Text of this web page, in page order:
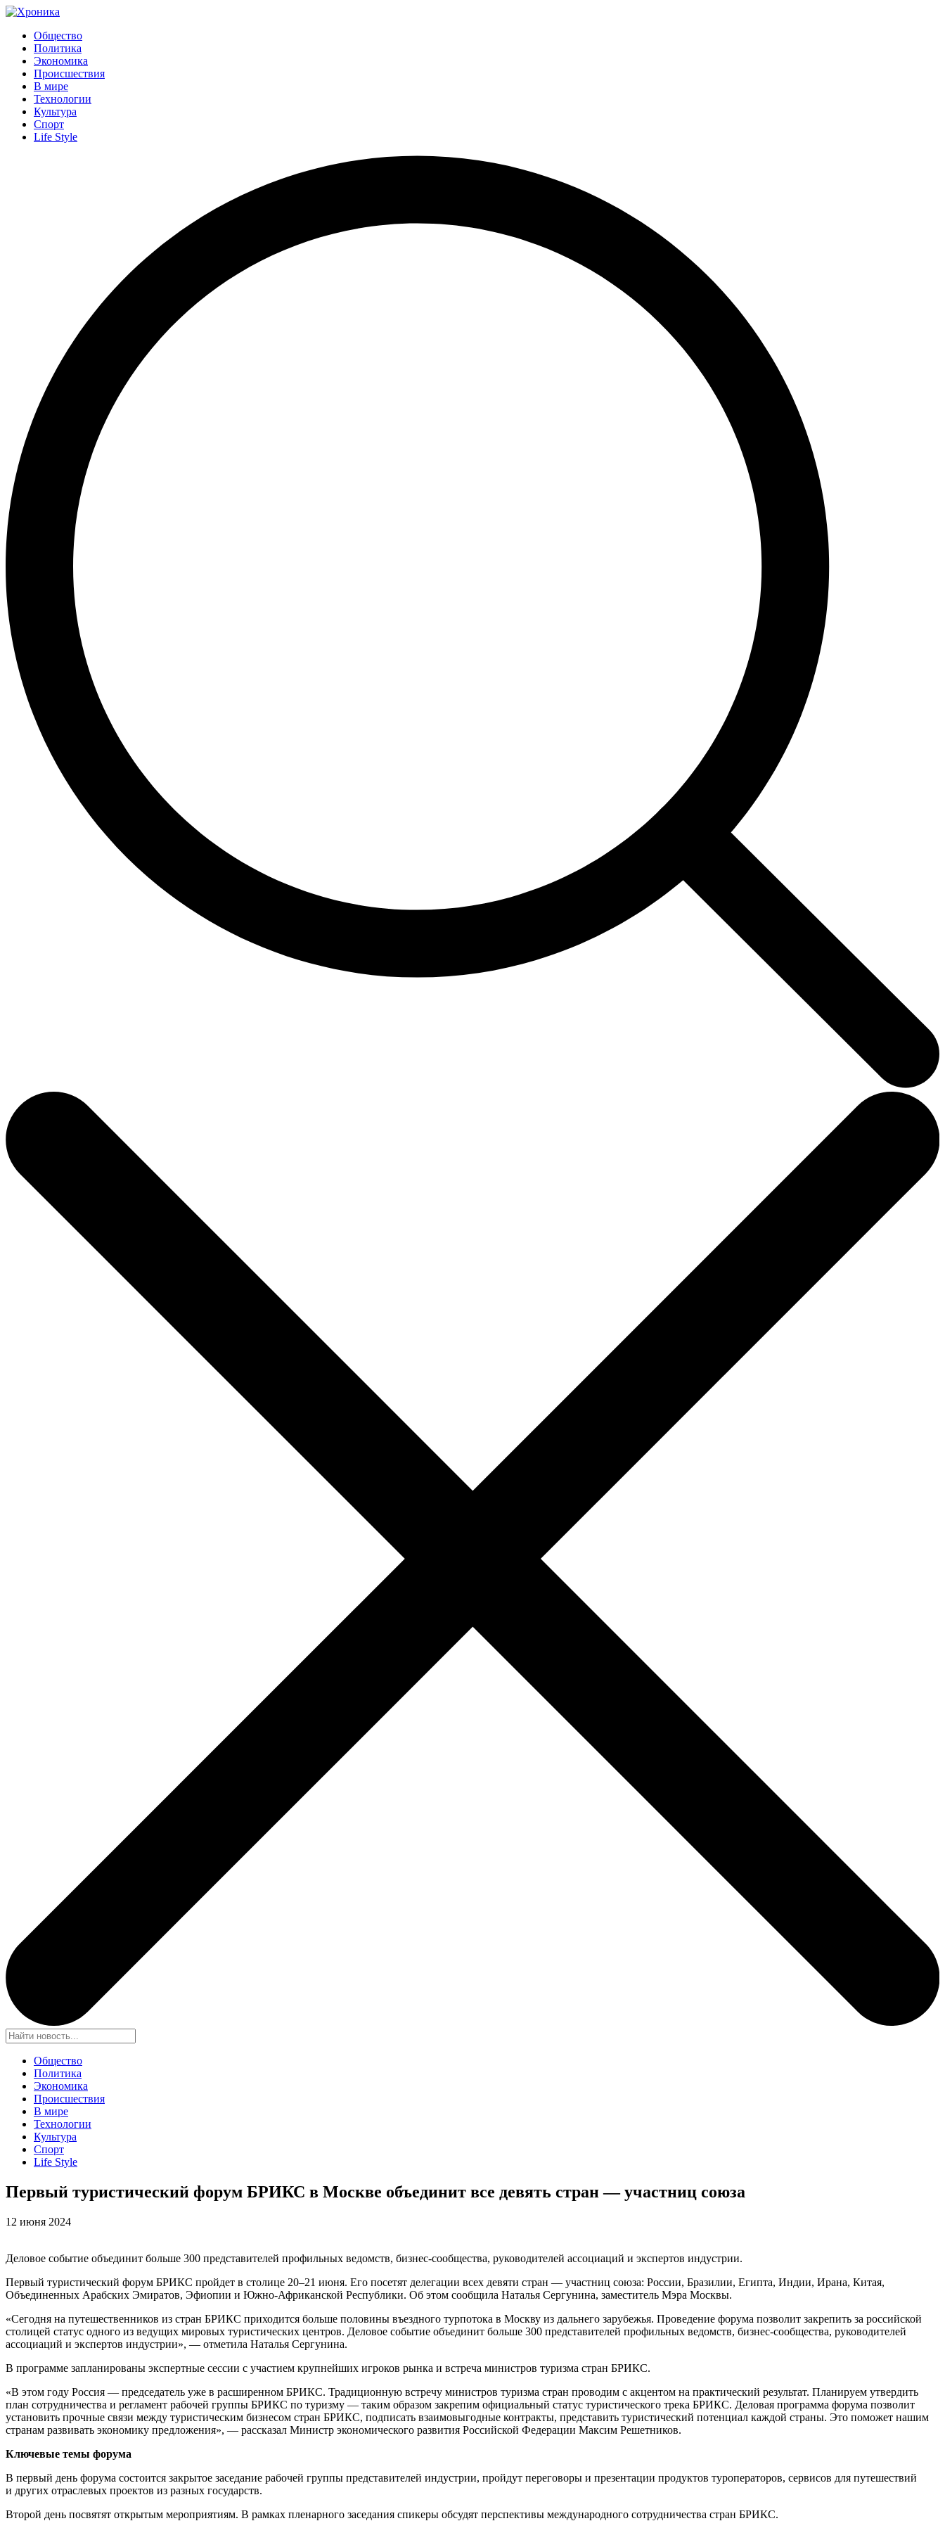
Общество
Политика
Экономика
Происшествия
В мире
Технологии
Культура
Спорт
Life Style
Общество
Политика
Экономика
Происшествия
В мире
Технологии
Культура
Спорт
Life Style
Первый туристический форум БРИКС в Москве объединит все девять стран — участниц союза
12 июня 2024
Деловое событие объединит больше 300 представителей профильных ведомств, бизнес-сообщества, руководителей ассоциаций и экспертов индустрии.
Первый туристический форум БРИКС пройдет в столице 20–21 июня. Его посетят делегации всех девяти стран — участниц союза: России, Бразилии, Египта, Индии, Ирана, Китая,
Объединенных Арабских Эмиратов, Эфиопии и Южно-Африканской Республики. Об этом сообщила Наталья Сергунина, заместитель Мэра Москвы.
«Сегодня на путешественников из стран БРИКС приходится больше половины въездного турпотока в Москву из дальнего зарубежья. Проведение форума позволит закрепить за российской
столицей статус одного из ведущих мировых туристических центров. Деловое событие объединит больше 300 представителей профильных ведомств, бизнес-сообщества, руководителей
ассоциаций и экспертов индустрии», — отметила Наталья Сергунина.
В программе запланированы экспертные сессии с участием крупнейших игроков рынка и встреча министров туризма стран БРИКС.
«В этом году Россия — председатель уже в расширенном БРИКС. Традиционную встречу министров туризма стран проводим с акцентом на практический результат. Планируем утвердить
план сотрудничества и регламент рабочей группы БРИКС по туризму — таким образом закрепим официальный статус туристического трека БРИКС. Деловая программа форума позволит
установить прочные связи между туристическим бизнесом стран БРИКС, подписать взаимовыгодные контракты, представить туристический потенциал каждой страны. Это поможет нашим
странам развивать экономику предложения», — рассказал Министр экономического развития Российской Федерации Максим Решетников.
Ключевые темы форума
В первый день форума состоится закрытое заседание рабочей группы представителей индустрии, пройдут переговоры и презентации продуктов туроператоров, сервисов для путешествий
и других отраслевых проектов из разных государств.
Второй день посвятят открытым мероприятиям. В рамках пленарного заседания спикеры обсудят перспективы международного сотрудничества стран БРИКС.